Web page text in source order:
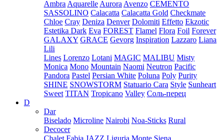
Ambra Aquarelle Aurora Avenzo CEMENTO
SASSOLINO Calacatta Calacatta Gold Checkmate
Chloe Cray Deniza Denver Dolomiti Effetto Ekzotic
Estetika Dark Eva FOREST Flamel Flora Foil Forever
GALAXY GRACE Gevorg Inspiration Lazzaro Liana
Lili
Lines Lorenzo Lotani MAGIC MALIBU Misty
Monica Mono Mountain Naomi Neutron Pacific
Pandora Pastel Persian White Poluna Poly Purity
SHINE SNOWSTORM Statuario Cara Style Sunheart
Sweet TITAN Tropicano Valley Соль-перец
D
Dar
Biselado Microline Nairobi Noa-Sticks Rural
Decocer